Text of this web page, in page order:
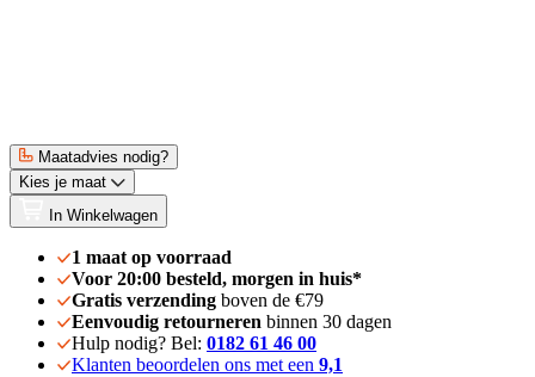
Maatadvies nodig?
Kies je maat
In Winkelwagen
1 maat op voorraad
Voor 20:00 besteld, morgen in huis*
Gratis verzending boven de €79
Eenvoudig retourneren binnen 30 dagen
Hulp nodig? Bel: 0182 61 46 00
Klanten beoordelen ons met een 9,1